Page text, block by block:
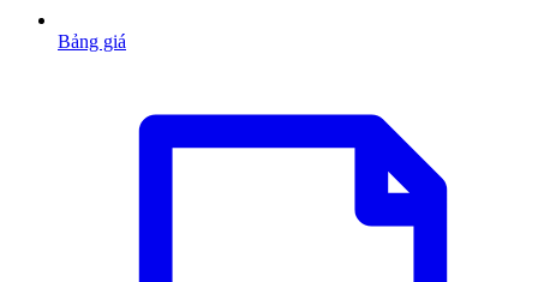
Bảng giá